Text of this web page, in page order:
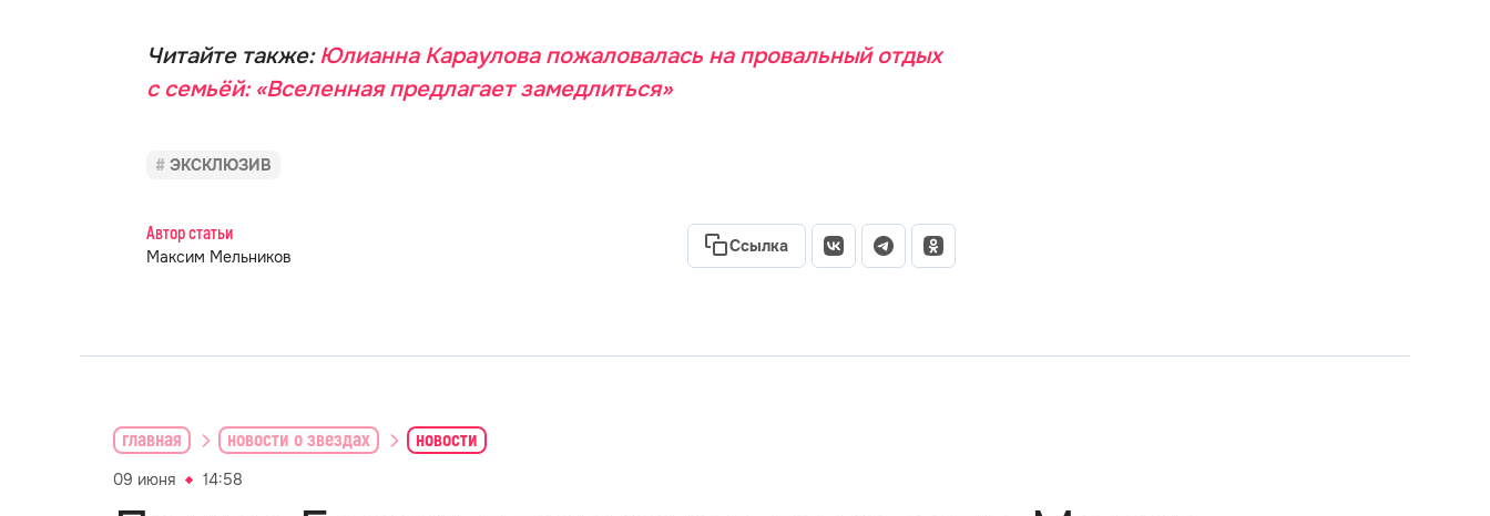
Читайте также:Юлианна Караулова пожаловалась на провальный отдых
с семьёй: «Вселенная предлагает замедлиться»
ЭКСКЛЮЗИВ
Автор статьи
Максим Мельников
Ссылка
главная новости о звездах новости
09 июня 14:58